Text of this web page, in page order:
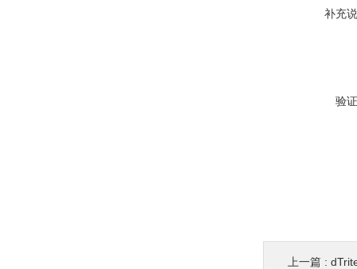
补充
验
上一篇 :